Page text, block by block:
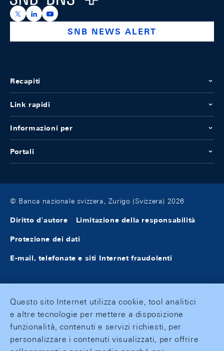
https://x.com/snb_bns
https://ch.linkedin.com/company/swiss-national-
https://www.youtube.com/@swissnationalbank
SNB NEWS ALERT
Recapiti
Link rapidi
Informazioni per
Portali
© Banca nazionale svizzera, Zurigo (Svizzera) 2026
Diritto d'autore Limitazione della responsabilità
Protezione dei dati
E-mail, telefonate e siti Internet fraudolenti
Questo sito Internet utilizza cookie, tool analitici
e altre tecnologie per mettere a disposizione
funzionalità, contenuti e servizi richiesti, per
personalizzare i contenuti visualizzati, per offrire